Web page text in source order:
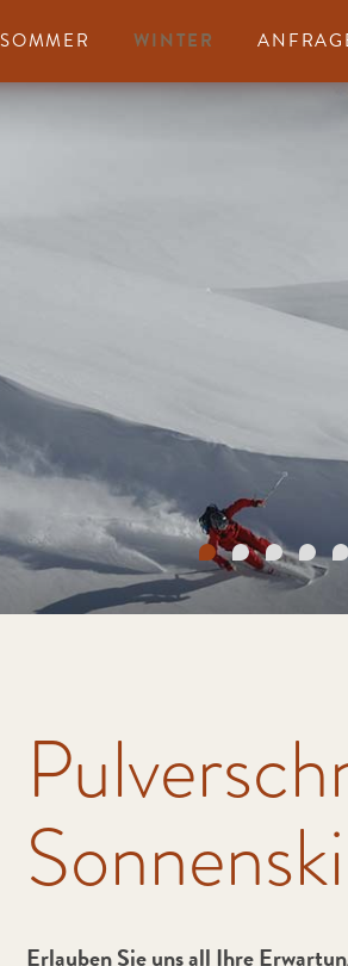
SOMMER WINTER
Erlauben Sie uns all Ihre